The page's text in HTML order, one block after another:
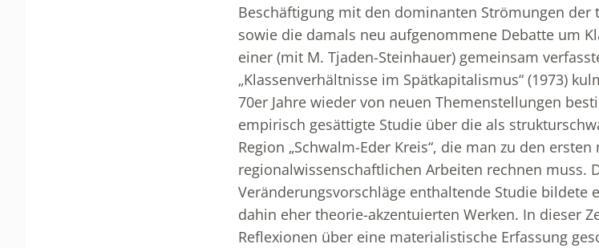
Beschäftigung mit den dominanten Strömungen der
sowie die damals neu aufgenommene Debatte um
einer (mit M. Tjaden-Steinhauer) gemeinsam
„Klassenverhältnisse im Spätkapitalismus“ (1973)
70er Jahre wieder von neuen Themenstellungen
empirisch gesättigte Studie über die als
Region „Schwalm-Eder Kreis“, die man zu den
regionalwissenschaftlichen Arbeiten rechnen muss.
Veränderungsvorschläge enthaltende Studie bildete
dahin eher theorie-akzentuierten Werken. In dieser
Reflexionen über eine materialistische Erfassung